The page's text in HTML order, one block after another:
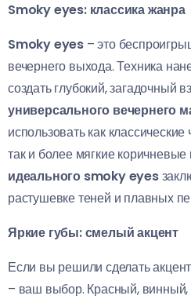
Smoky eyes: классика жанра
Smoky eyes – это
вечернего выхода. Техника
создать глубокий, загадочный
универсального вечернего
использовать как
так и более мягкие
идеального smoky eyes
растушевке теней и плавных
Яркие губы: смелый акцент
Если вы решили сделать
– ваш выбор. Красный, винный,